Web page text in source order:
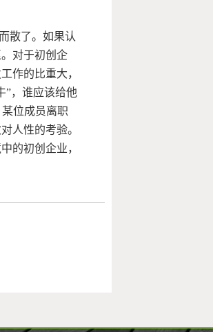
散了。如果认
对于初创企
作的比重大，
”，谁应该给他
位成员离职
人性的考验。
的初创企业，